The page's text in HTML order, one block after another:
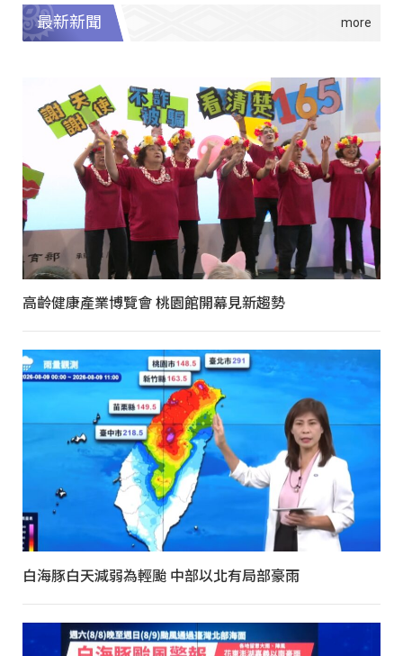
最新新聞
高齡健康產業博覽會 桃園館開幕見新趨勢
白海豚白天減弱為輕颱 中部以北有局部豪雨